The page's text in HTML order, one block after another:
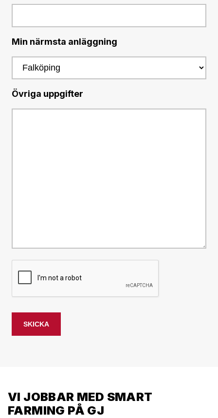
Min närmsta anläggning
Övriga uppgifter
VI JOBBAR MED SMART
FARMING PÅ GJ